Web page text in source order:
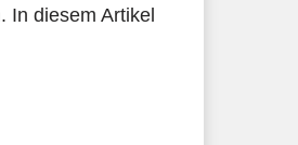
In diesem Artikel